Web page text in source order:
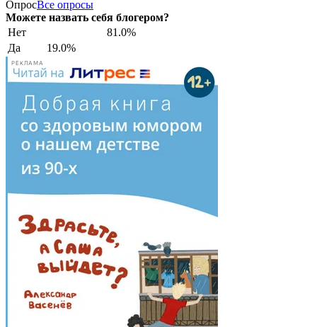
ОпросВсе опросы
Можете назвать себя блогером?
Нет
81.0%
Да
19.0%
РЕКЛАМА